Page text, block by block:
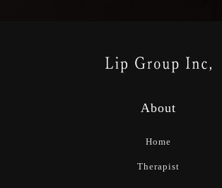
About
Home
Therapist